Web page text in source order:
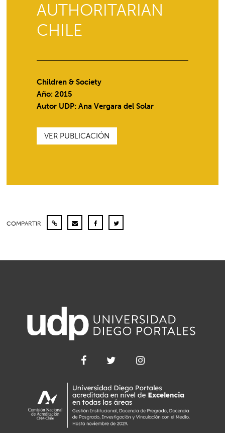
AUTHORITARIAN
CHILE
Children & Society
Año: 2015
Autor UDP:Ana Vergara del Solar
VER PUBLICACIÓN
COMPARTIR